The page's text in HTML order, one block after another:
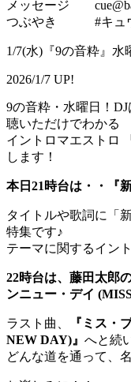
メッセージ
つぶやき #キュ
1/7(水)『9の音粋』水
2026/1/7 UP!
9の音粋・水曜日！
聴いただけでわかる
イントロマエストロ
します！
本日21時台は・・『
タイトルや歌詞に「
特集です♪
テーマに関するイン
22時台は、藤田太郎
ンニュー・デイ
ラスト曲、
『ミス・
NEW DAY)』 へと続
どんな道を通って、